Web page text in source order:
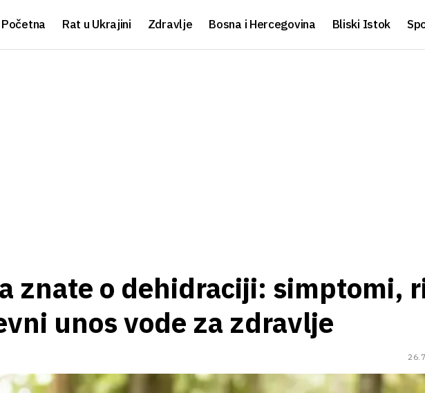
Početna Rat u Ukrajini Zdravlje Bosna i Hercegovina Bliski Istok
znate o dehidraciji: simptomi,
unos vode za zdravlje